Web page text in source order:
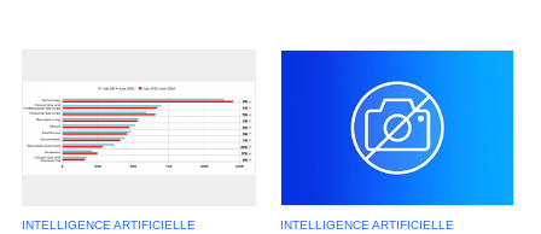
INTELLIGENCE ARTIFICIELLE INTELLIGENCE ARTIFICIELLE